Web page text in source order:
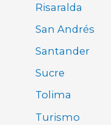
Risaralda
San Andrés
Santander
Sucre
Tolima
Turismo